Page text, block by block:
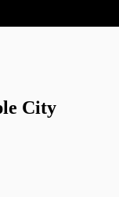
City